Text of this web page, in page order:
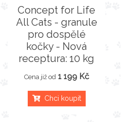
Concept for Life
All Cats - granule
pro dospělé
kočky - Nová
receptura: 10 kg
Cena již od 1 199 Kč
Chci koupit